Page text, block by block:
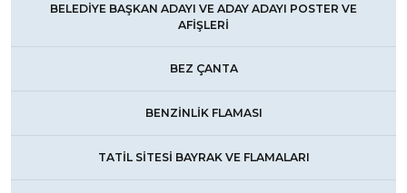
BELEDİYE BAŞKAN ADAYI VE ADAY ADAYI POSTER VE
AFİŞLERİ
BEZ ÇANTA
BENZİNLİK FLAMASI
TATİL SİTESİ BAYRAK VE FLAMALARI